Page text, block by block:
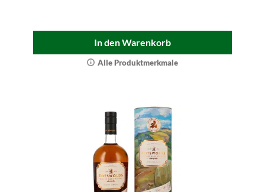
In den Warenkorb
Alle Produktmerkmale